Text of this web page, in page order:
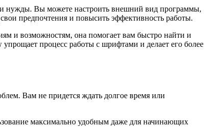
нужды. Вы можете настроить внешний вид программы,
предпочтения и повысить эффективность работы.
и возможностям, она помогает вам быстро найти и
процесс работы с шрифтами и делает его более
Вам не придется ждать долгое время или
максимально удобным даже для начинающих